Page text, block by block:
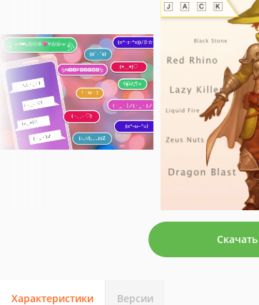
Скачать
Характеристики Версии